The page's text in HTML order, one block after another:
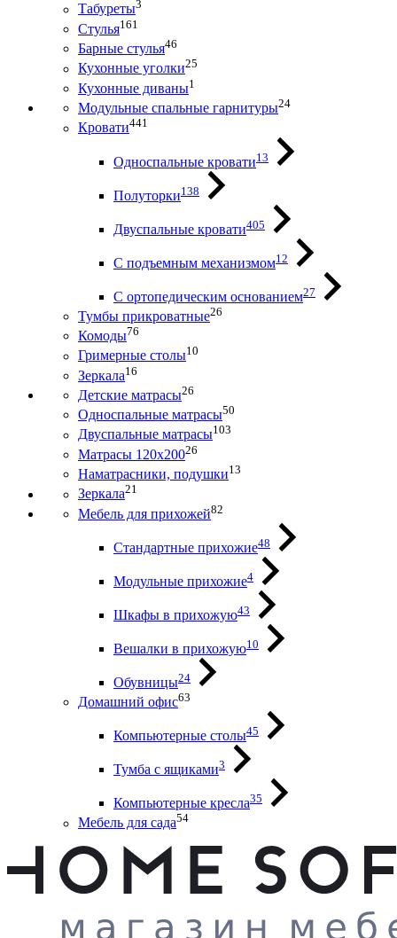
Табуреты3
Стулья161
Барные стулья46
Кухонные уголки25
Кухонные диваны1
Модульные спальные гарнитуры24
Кровати441
Односпальные кровати13
Полуторки138
Двуспальные кровати405
С подъемным механизмом12
С ортопедическим основанием27
Тумбы прикроватные26
Комоды76
Гримерные столы10
Зеркала16
Детские матрасы26
Односпальные матрасы50
Двуспальные матрасы103
Матрасы 120х20026
Наматрасники, подушки13
Зеркала21
Мебель для прихожей82
Стандартные прихожие48
Модульные прихожие4
Шкафы в прихожую43
Вешалки в прихожую10
Обувницы24
Домашний офис63
Компьютерные столы45
Тумба с ящиками3
Компьютерные кресла35
Мебель для сада54